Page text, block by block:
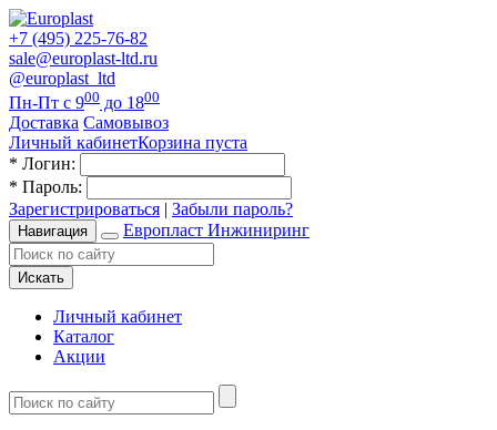
+7 (495) 225-76-82
sale@europlast-ltd.ru
@europlast_ltd
Пн-Пт с 900 до 1800
Доставка Самовывоз
Личный кабинетКорзина пуста
* Логин:
* Пароль:
Зарегистрироваться | Забыли пароль?
Навигация Европласт Инжиниринг
Искать
Личный кабинет
Каталог
Акции